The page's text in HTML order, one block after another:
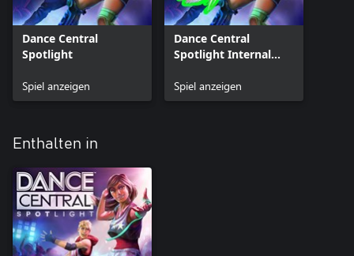
Dance Central
Spotlight
Spiel anzeigen
Dance Central
Spotlight Internal
Spiel anzeigen
Enthalten in